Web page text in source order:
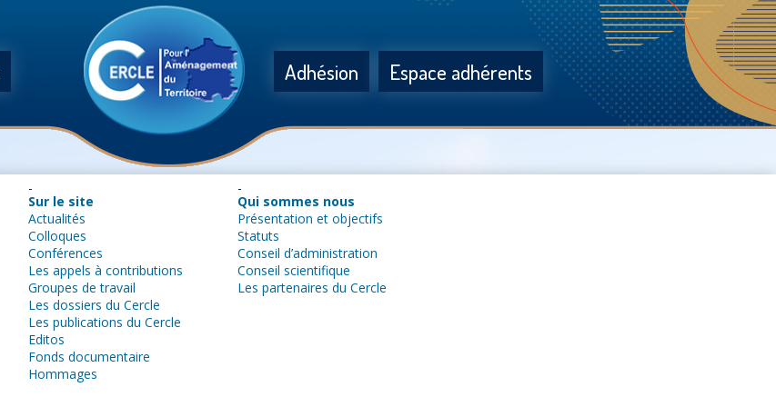
Adhésion Espace adhérents
Sur le site
Actualités
Colloques
Conférences
Les appels à contributions
Groupes de travail
Les dossiers du Cercle
Les publications du Cercle
Editos
Fonds documentaire
Hommages
Qui sommes nous
Présentation et objectifs
Statuts
Conseil d’administration
Conseil scientifique
Les partenaires du Cercle